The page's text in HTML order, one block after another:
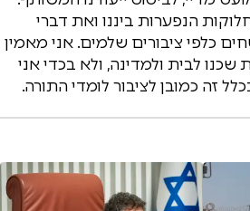
הנפערות ביננו ואת דברי
כלפי ציבורים שלמים. אני מאמין
לבית ולמדינה, ולא בכדי אני
זה כמובן לציבור לומדי התורה.